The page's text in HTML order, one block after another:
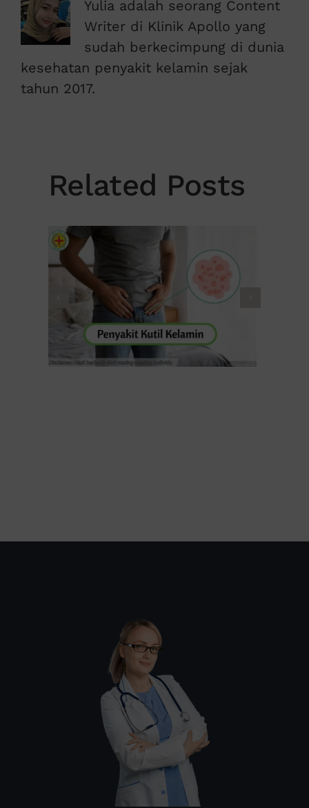
Yulia adalah seorang Content
Writer di Klinik Apollo yang
sudah berkecimpung di dunia
kesehatan penyakit kelamin sejak
tahun 2017.
Related Posts